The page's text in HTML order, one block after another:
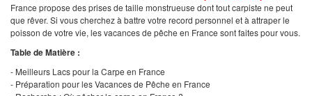
France propose des prises de taille monstrueuse dont tout carpiste ne peut
que rêver. Si vous cherchez à battre votre record personnel et à attraper le
poisson de votre vie, les vacances de pêche en France sont faites pour vous.
Table de Matière :
- Meilleurs Lacs pour la Carpe en France
- Préparation pour les Vacances de Pêche en France